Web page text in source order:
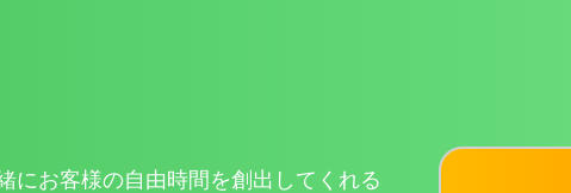
にお客様の自由時間を創出してくれる